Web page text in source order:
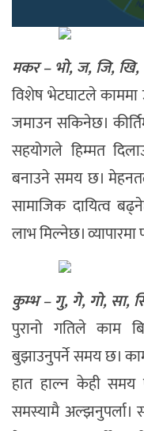
मकर – भो, ज, जि,
विशेष भेटघाटले काममा
जमाउन सकिनेछ।
सहयोगले हिम्मत
बनाउने समय छ।
सामाजिक दायित्व
लाभ मिल्नेछ।
कुम्भ – गु, गे, गो, सा,
पुरानो गतिले काम
बुझाउनुपर्ने समय छ।
हात हाल्न केही समय
समस्यामै अल्झनुपर्ला।